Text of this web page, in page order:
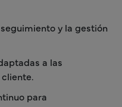
y la gestión
a las
para